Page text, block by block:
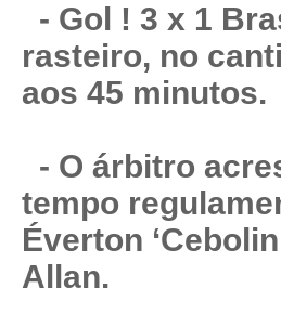
- Gol ! 3 x 1
rasteiro, no
aos 45 minutos.
- O árbitro
tempo
Éverton
Allan.